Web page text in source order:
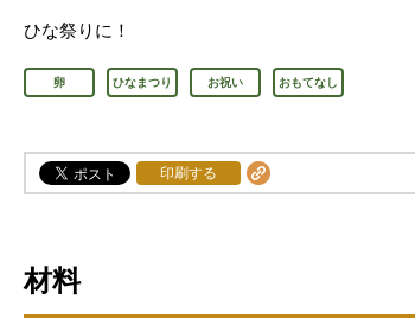
ひな祭りに！
卵 ひなまつり お祝い おもてなし
印刷する
材料